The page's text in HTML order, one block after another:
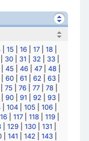
15 16 17 18
30 31 32 33
45 46| 47| 48|
60 61 62 63
75 76| 77| 78|
90| 91 92 93|
| 104| 105 106|
117 118 119
129 130 131
141 142 143